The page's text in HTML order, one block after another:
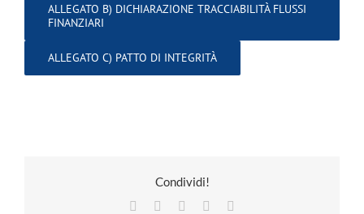
ALLEGATO B) DICHIARAZIONE TRACCIABILITÀ FLUSSI
FINANZIARI
ALLEGATO C) PATTO DI INTEGRITÀ
Condividi!
Facebook LinkedInPinterest